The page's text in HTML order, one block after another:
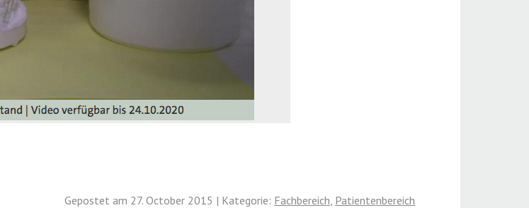
Gepostet am 27. October 2015 | Kategorie: Fachbereich Patientenbereich